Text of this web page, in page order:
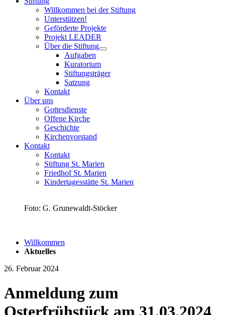
Willkommen bei der Stiftung
Unterstützen!
Geförderte Projekte
Projekt LEADER
Über die Stiftung
Aufgaben
Kuratorium
Stiftungsträger
Satzung
Kontakt
Über uns
Gottesdienste
Offene Kirche
Geschichte
Kirchenvorstand
Kontakt
Kontakt
Stiftung St. Marien
Friedhof St. Marien
Kindertagesstätte St. Marien
Foto: G. Grunewaldt-Stöcker
Willkommen
Aktuelles
26. Februar 2024
Anmeldung zum